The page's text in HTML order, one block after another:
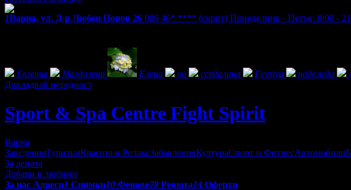
1Варна, ул. Д-р Любен Попов 26 089 46* **** (скрит) Понеделник - Петък: 8:00 -
Евгения Магдалена Елена оо севдалина Fevziya надежда
Докладвай нередност
Sport & Spa Centre Fight Spirit
Варна
ЗаведенияТуризъмКрасота и РелаксЗабавленияКултураСпорт и ФитнесАвтомобили
За децата
Добави в любими
За нас Адреси1 Снимки10 Фенове78 Ревюта14 Оферти